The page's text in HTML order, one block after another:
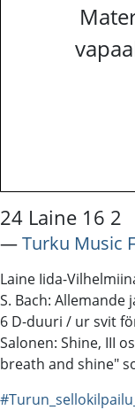
24 Laine 16 2
―Turku Music
Laine Iida-
S. Bach:
6 D-duuri / ur svit
Salonen: Shine, III
breath and shine"